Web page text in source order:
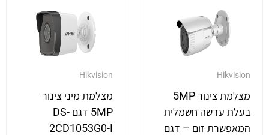
Hikvision
מצלמת צינור 5MP
בעלת עדשה חשמלית
המאפשרת זום – דגם
Hikvision
מצלמת מיני צינור
5MP דגם DS-
2CD1053G0-I